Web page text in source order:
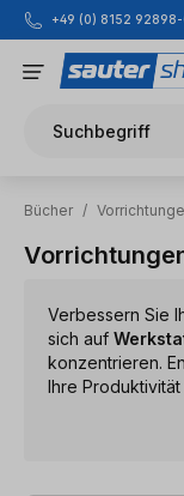
Zum Hauptinhalt
+49 (0) 8152 92898-
Suchbegriff
Bücher /
Verbessern Sie
sich auf
konzentrieren.
Ihre